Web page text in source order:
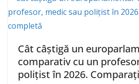
Cât câștigă un
comparativ cu un
polițist în 2026.